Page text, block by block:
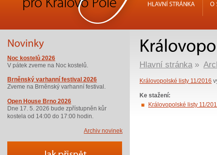
Hlavní stránka»
Královopolské listy 11/2016
Ke stažení:
Královopolské listy 11/
Noc kostelů 2026
V pátek zveme na Noc kostelů.
Brněnský varhanní festival 2026
Zveme na Brněnský varhanní festival.
Open House Brno 2026
Dne 17. 5. 2026 bude zpřístupněn kůr
kostela od 14:00 do 17:00 hodin.
Archiv novinek